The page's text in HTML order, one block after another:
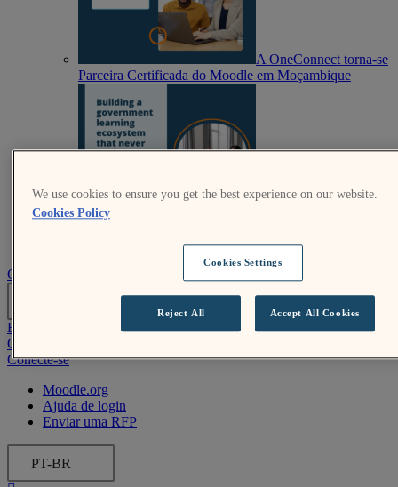
A OneConnect torna-se
Parceira Certificada do Moodle em Moçambique
sacrifique a adaptabilidade em prol da segurança
Obtenha o Moodle
Enviar uma RFP
Obtenha o Moodle
Conecte-se
Moodle.org
Ajuda de login
Enviar uma RFP
PT-BR
We use cookies to ensure you get the best experience on our website.
Cookies Policy
Cookies Settings
Reject All Accept All Cookies